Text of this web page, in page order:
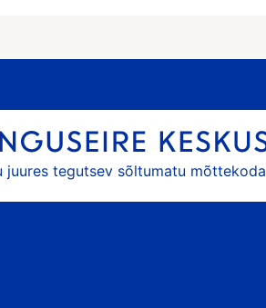
juures tegutsev sõltumatu mõttekoda